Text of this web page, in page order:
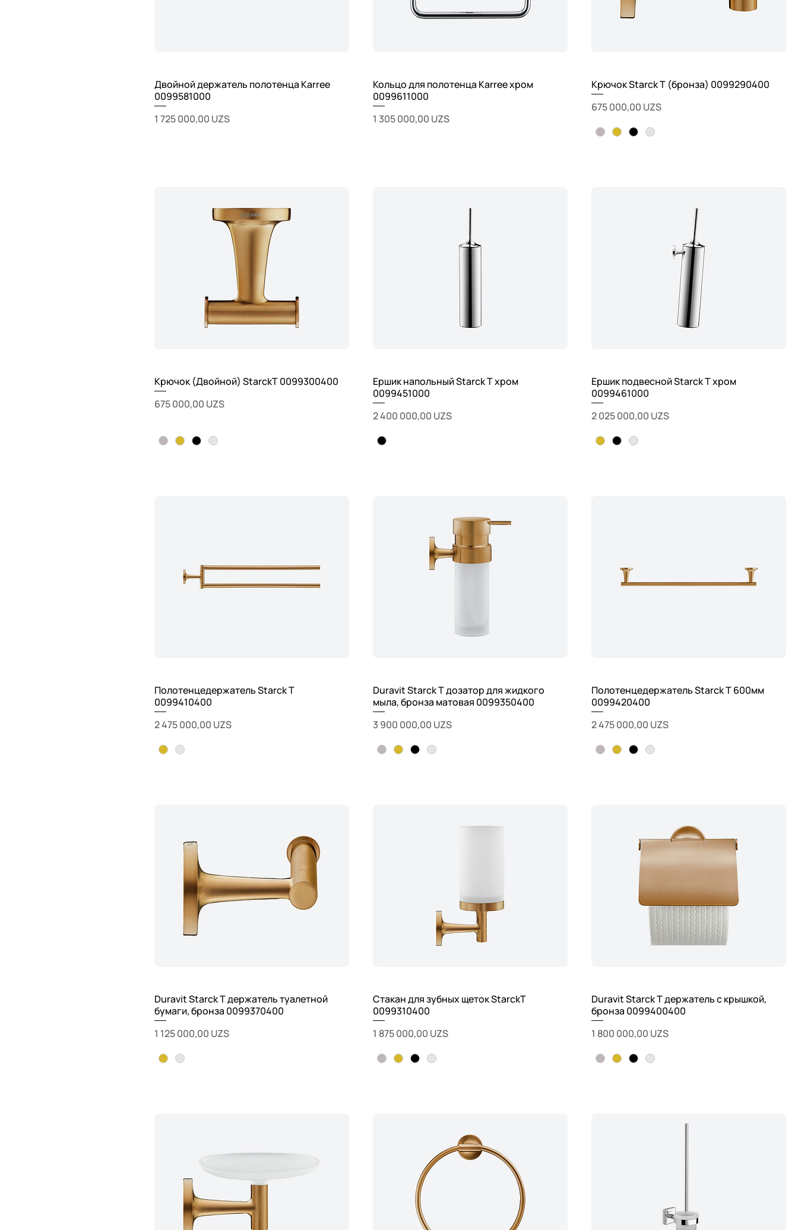
Двойной держатель полотенца Karree
0099581000
Цена
1 725 000,00 UZS
Кольцо для полотенца Karree хром
0099611000
Цена
1 305 000,00 UZS
Крючок Starck T (бронза) 0099290400
Цена
675 000,00 UZS
Крючок (Двойной) StarckT 0099300400
Цена
675 000,00 UZS
Ершик напольный Starck T хром
0099451000
Цена
2 400 000,00 UZS
Ершик подвесной Starck T хром
0099461000
Цена
2 025 000,00 UZS
Полотенцедержатель Starck T
0099410400
Цена
2 475 000,00 UZS
Duravit Starck T дозатор для жидкого
мыла, бронза матовая 0099350400
Цена
3 900 000,00 UZS
Полотенцедержатель Starck T 600мм
0099420400
Цена
2 475 000,00 UZS
Duravit Starck T держатель туалетной
бумаги, бронза 0099370400
Цена
1 125 000,00 UZS
Стакан для зубных щеток StarckT
0099310400
Цена
1 875 000,00 UZS
Duravit Starck T держатель с крышкой,
бронза 0099400400
Цена
1 800 000,00 UZS